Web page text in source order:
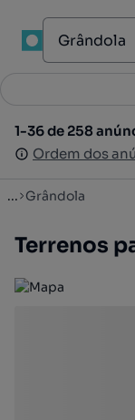
1-36 de 258
Ordem dos
1-36 de 258
Ordem dos
... Grândola
Terrenos